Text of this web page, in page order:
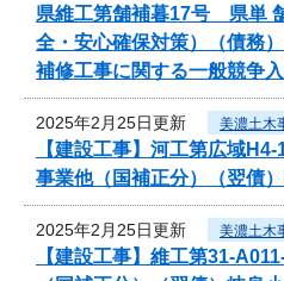
県維工第舗補暮17号 県単
全・安心確保対策）（債務
補修工事に関する一般競争
2025年2月25日更新 美濃土木
【建設工事】河工第広域
事業他（国補正分）（翌債
2025年2月25日更新 美濃土木
【建設工事】維工第31-